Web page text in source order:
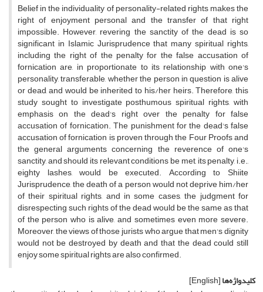
Belief in the individuality of personality-related rights makes the
right of enjoyment personal and the transfer of that right
impossible. However, revering the sanctity of the dead is so
significant in Islamic Jurisprudence that many spiritual rights,
including the right of the penalty for the false accusation of
fornication are, in proportionate to its relationship with one's
personality, transferable, whether the person in question is alive
or dead, and would be inherited to his/her heirs. Therefore, this
study sought to investigate posthumous spiritual rights, with
emphasis on the dead's right over the penalty for false
accusation of fornication. The punishment for the dead's false
accusation of fornication is proven through the Four Proofs and
the general arguments concerning the reverence of one's
sanctity, and should its relevant conditions be met, its penalty, i.e.,
eighty lashes, would be executed. According to Shiite
Jurisprudence, the death of a person would not deprive him/her
of their spiritual rights, and in some cases, the judgment for
disrespecting such rights of the dead would be the same as that
of the person who is alive, and sometimes even more severe.
Moreover, the views of those jurists who argue that men's dignity
would not be destroyed by death and that the dead could still
enjoy some spiritual rights are also confirmed.
کلیدواژه‌ها[English]